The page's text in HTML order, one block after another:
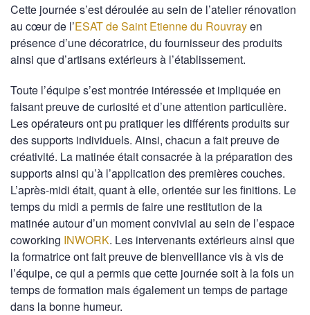
Cette journée s’est déroulée au sein de l’atelier rénovation
au cœur de l’ESAT de Saint Etienne du Rouvrayen
présence d’une décoratrice, du fournisseur des produits
ainsi que d’artisans extérieurs à l’établissement.
Toute l’équipe s’est montrée intéressée et impliquée en
faisant preuve de curiosité et d’une attention particulière.
Les opérateurs ont pu pratiquer les différents produits sur
des supports individuels. Ainsi, chacun a fait preuve de
créativité. La matinée était consacrée à la préparation des
supports ainsi qu’à l’application des premières couches.
L’après-midi était, quant à elle, orientée sur les finitions. Le
temps du midi a permis de faire une restitution de la
matinée autour d’un moment convivial au sein de l’espace
coworking INWORK. Les intervenants extérieurs ainsi que
la formatrice ont fait preuve de bienveillance vis à vis de
l’équipe, ce qui a permis que cette journée soit à la fois un
temps de formation mais également un temps de partage
dans la bonne humeur.